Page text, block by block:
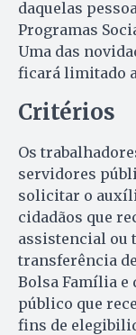
daquelas
Programas
Uma das
ficará limitado
Critérios
Os
servidores
solicitar o
cidadãos que
assistencial ou
transferência
Bolsa Família e
público que
fins de